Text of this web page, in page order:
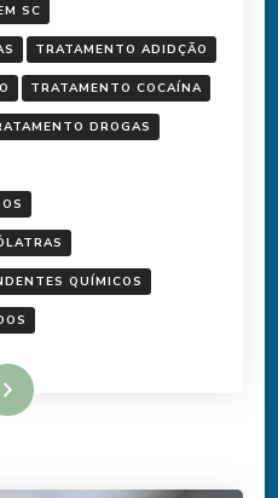
SC
TRATAMENTO ADIDÇÃO
TRATAMENTO COCAÍNA
DROGAS
QUÍMICOS